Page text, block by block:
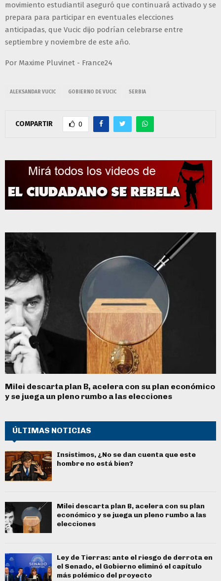
movimiento estudiantil aseguró que continuará activado y se
prepara para participar en eventuales elecciones
anticipadas, que Vucic dijo podrían celebrarse entre
septiembre y noviembre de este año.
Por Maxime Pluvinet - France24
ALEKSANDAR VUCIC GOBIERNO DE VUCIC SERBIA
COMPARTIR 0
Milei descarta plan B, acelera con su plan económico
y se juega un pleno rumbo a las elecciones
ÚLTIMAS NOTICIAS
Insistimos, ¿No se dan cuenta que este
hombre no está bien?
Milei descarta plan B, acelera con su plan
económico y se juega un pleno rumbo a las
elecciones
Ley de Tierras: ante el riesgo de derrota en
el Senado, el Gobierno eliminó el capítulo
más polémico del proyecto